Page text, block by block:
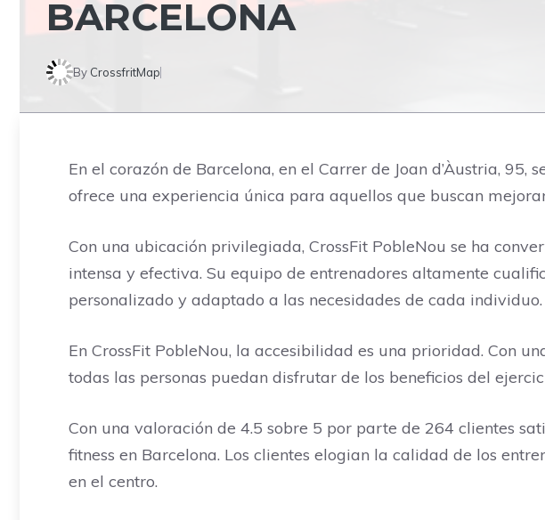
BARCELONA
By CrossfritMap
En el corazón de Barcelona, en el Carrer de Joan d’Àustria,
ofrece una experiencia única para aquellos que buscan
Con una ubicación privilegiada, CrossFit PobleNou se ha
intensa y efectiva. Su equipo de entrenadores altamente
personalizado y adaptado a las necesidades de cada individuo.
En CrossFit PobleNou, la accesibilidad es una prioridad. Con
todas las personas puedan disfrutar de los beneficios del
Con una valoración de 4.5 sobre 5 por parte de 264 clientes
fitness en Barcelona. Los clientes elogian la calidad de los
en el centro.